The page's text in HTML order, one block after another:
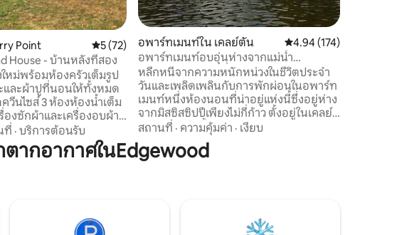
ว
Point คะแนนเฉลี่ย 5 จาก 5, 72 รีวิว
5 (72)
House - บ้านหลังที่สอง
หม่พร้อมห้องครัวเต็มรูป
และผ้าปูที่นอนให้ทั้งหมด
นไซส์ 3 ห้องห้องน้ำเต็ม
องซักผ้าและเครื่องอบผ้า
FI ในห้องครัวและใน
าและในแต่ละห้องนอน
ากาศเต็มรูปแบบลานด้าน
นป่าการเล่นกอล์ฟและ
ที่ · บริการต้อนรับ
อพาร์ทเมนท์ใน เคลย์ตัน คะแนนเฉลี่ย 4.94 จาก
4.94 (174)
อพาร์ทเมนท์อบอุ่นห่างจากแม่น้ำ
มิสซิสซิปปีเพียงไม่กี่ก้าว
หลีกหนีจากความหนักหน่วงในชีวิตประจำ
วันและเพลิดเพลินกับการพักผ่อนในอพาร์ท
เมนท์หนึ่งห้องนอนที่น่าอยู่แห่งนี้ซึ่งอยู่ห่าง
จากมิสซิสซิปปีเพียงไม่กี่ก้าว ตั้งอยู่ในเคลย์
ตันรัฐไอโอวาตั้งอยู่ในระยะเดินถึงร้าน
อาหารอร่อยสองแห่งและการเปิดตัวเรือและ
เพียงครึ่งชั่วโมงจากคาสิโนควีนโรงกลั่นไวน์
สถานที่ · ความคุ้มค่า · เงียบ
กอากาศในEdgewood